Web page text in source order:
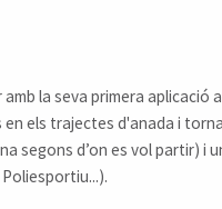
la seva primera
els trajectes d'anada i
segons d’on es vol partir) i